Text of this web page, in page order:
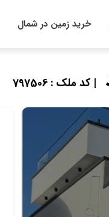
خرید زمین در شمال
| کد ملک : 797506